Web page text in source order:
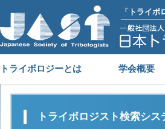
「トライ
トライボロジーとは 学会概要
トライボロジスト検索シス